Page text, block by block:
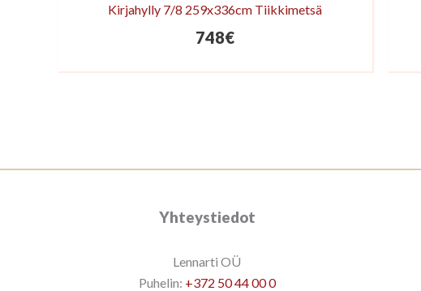
Kirjahylly 7/8 259x336cm Tiikkimetsä
748€
Yhteystiedot
Lennarti OÜ
Puhelin: +372 50 44 00 0